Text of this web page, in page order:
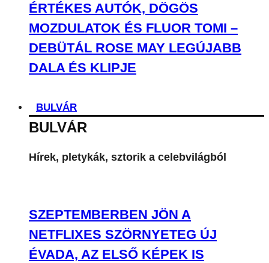
ÉRTÉKES AUTÓK, DÖGÖS
MOZDULATOK ÉS FLUOR TOMI –
DEBÜTÁL ROSE MAY LEGÚJABB
DALA ÉS KLIPJE
BULVÁR
BULVÁR
Hírek, pletykák, sztorik a celebvilágból
SZEPTEMBERBEN JÖN A
NETFLIXES SZÖRNYETEG ÚJ
ÉVADA, AZ ELSŐ KÉPEK IS